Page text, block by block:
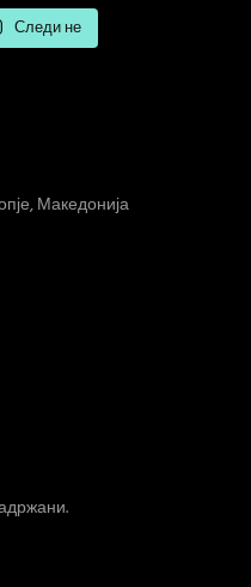
Следи не
Македонија